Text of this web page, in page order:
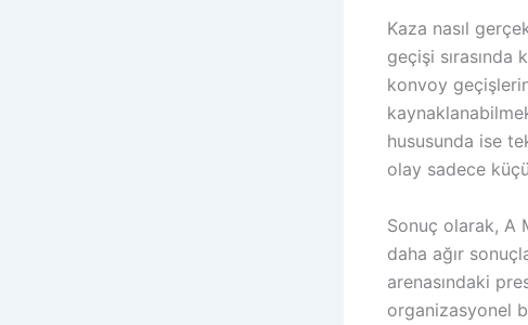
Kaza nasıl
geçişi
konvoy
hususunda ise
olay sadece
Sonuç olarak, A
daha ağır
arenasındaki
organizasyonel